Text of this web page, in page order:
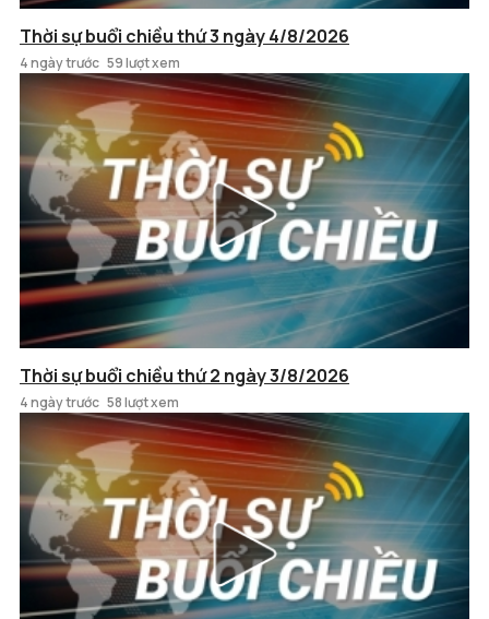
Thời sự buổi chiều thứ 3 ngày 4/8/2026
4 ngày trước 59 lượt xem
Thời sự buổi chiều thứ 2 ngày 3/8/2026
4 ngày trước 58 lượt xem